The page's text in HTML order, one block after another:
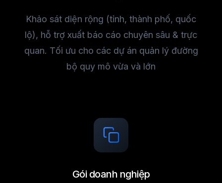
Khảo sát diện rộng (tỉnh, thành phố, quốc
lộ), hỗ trợ xuất báo cáo chuyên sâu & trực
quan. Tối ưu cho các dự án quản lý đường
bộ quy mô vừa và lớn
Gói doanh nghiệp